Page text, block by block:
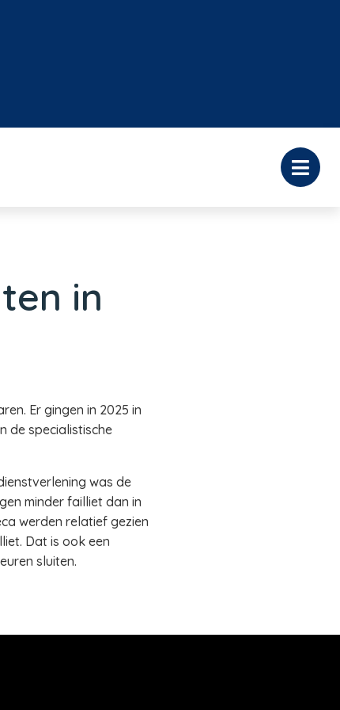
in
Er gingen in 2025 in
de specialistische
was de
minder failliet dan in
werden relatief gezien
Dat is ook een
sluiten.